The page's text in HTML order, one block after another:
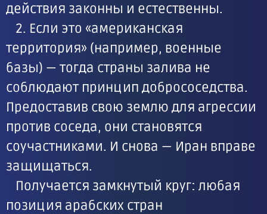
действия законны и естественны.
2. Если это «американская
территория» (например, военные
базы) — тогда страны залива не
соблюдают принцип добрососедства.
Предоставив свою землю для агрессии
против соседа, они становятся
соучастниками. И снова — Иран вправе
защищаться.
Получается замкнутый круг: любая
позиция арабских стран